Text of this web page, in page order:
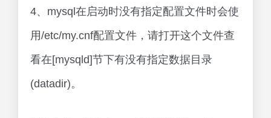
4、mysql在启动时没有指定配置文件时会使
用/etc/my.cnf配置文件，请打开这个文件查
看在[mysqld]节下有没有指定数据目录
(datadir)。